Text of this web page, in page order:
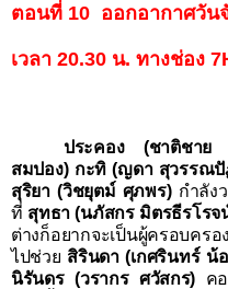
ตอนที่ 10 ออกอากาศวัน
เวลา 20.30 น. ทางช่อง
ประคอง (ชาติชาย
สมปอง) กะทิ (ญดา สุวรรณ
สุริยา (วิชยุตม์ ศุภพร)กำลัง
ที่ สุทธา (นภัสกร มิตรธีรโรจ
ต่างก็อยากจะเป็นผู้ครอบคร
ไปช่วย สิรินดา (เกศรินทร์ น้
นิรันดร (วรากร ศวัสกร) ค